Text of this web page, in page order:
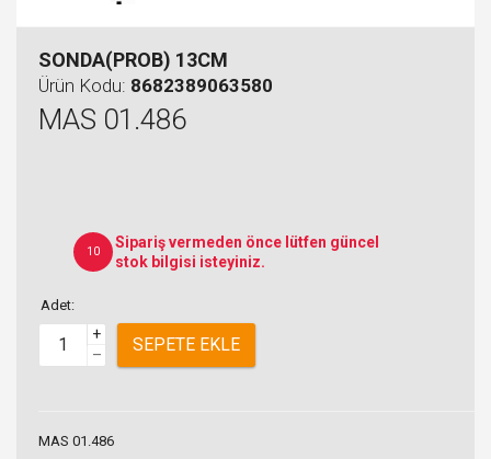
SONDA(PROB) 13CM
Ürün Kodu: 8682389063580
MAS 01.486
10
Sipariş vermeden önce lütfen güncel
stok bilgisi isteyiniz.
Adet:
+
–
SEPETE EKLE
MAS 01.486